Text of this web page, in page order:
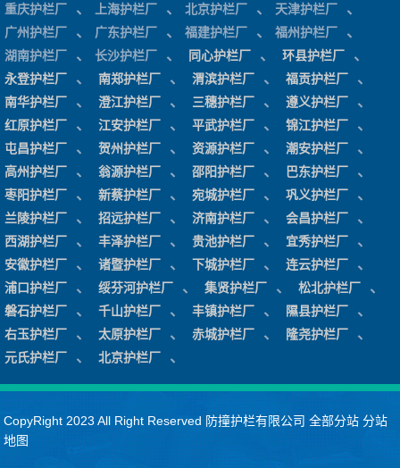
重庆护栏厂 、 上海护栏厂 、 北京护栏厂 、 天津护栏厂 、
广州护栏厂 、 广东护栏厂 、 福建护栏厂 、 福州护栏厂 、
湖南护栏厂 、 长沙护栏厂 、 同心护栏厂 、 环县护栏厂 、
永登护栏厂 、 南郑护栏厂 、 渭滨护栏厂 、 福贡护栏厂 、
南华护栏厂 、 澄江护栏厂 、 三穗护栏厂 、 遵义护栏厂 、
红原护栏厂 、 江安护栏厂 、 平武护栏厂 、 锦江护栏厂 、
屯昌护栏厂 、 贺州护栏厂 、 资源护栏厂 、 潮安护栏厂 、
高州护栏厂 、 翁源护栏厂 、 邵阳护栏厂 、 巴东护栏厂 、
枣阳护栏厂 、 新蔡护栏厂 、 宛城护栏厂 、 巩义护栏厂 、
兰陵护栏厂 、 招远护栏厂 、 济南护栏厂 、 会昌护栏厂 、
西湖护栏厂 、 丰泽护栏厂 、 贵池护栏厂 、 宜秀护栏厂 、
安徽护栏厂 、 诸暨护栏厂 、 下城护栏厂 、 连云护栏厂 、
浦口护栏厂 、 绥芬河护栏厂 、 集贤护栏厂 、 松北护栏厂 、
磐石护栏厂 、 千山护栏厂 、 丰镇护栏厂 、 隰县护栏厂 、
右玉护栏厂 、 太原护栏厂 、 赤城护栏厂 、 隆尧护栏厂 、
元氏护栏厂 、 北京护栏厂 、
CopyRight 2023 All Right Reserved 防撞护栏有限公司全部分站 分站
地图